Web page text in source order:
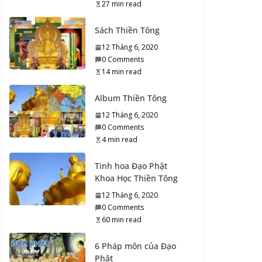
5 min read
Tu Đạo Phật phải tu
bằng Trí tuệ
21 Tháng 9, 2020
0 Comments
Thiền Tông và Hiến
Chương Đạo Phật
11 min read
Gia đình có người mất
phải kiêng kị…
4 min read
27 min read
Sách Thiền Tông
12 Tháng 6, 2020
0 Comments
14 min read
Album Thiền Tông
12 Tháng 6, 2020
0 Comments
4 min read
Tinh hoa Đạo Phật
Khoa Học Thiền Tông
12 Tháng 6, 2020
0 Comments
60 min read
6 Pháp môn của Đạo
Phật